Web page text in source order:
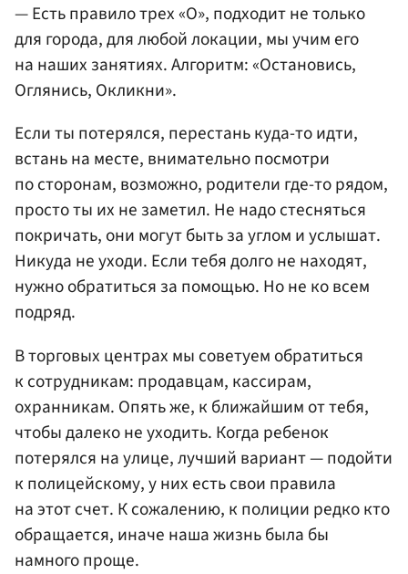
— Есть правило трех «О», подходит не только
для города, для любой локации, мы учим его
на наших занятиях. Алгоритм: «Остановись,
Оглянись, Окликни».
Если ты потерялся, перестань куда-то идти,
встань на месте, внимательно посмотри
по сторонам, возможно, родители где-то рядом,
просто ты их не заметил. Не надо стесняться
покричать, они могут быть за углом и услышат.
Никуда не уходи. Если тебя долго не находят,
нужно обратиться за помощью. Но не ко всем
подряд.
В торговых центрах мы советуем обратиться
к сотрудникам: продавцам, кассирам,
охранникам. Опять же, к ближайшим от тебя,
чтобы далеко не уходить. Когда ребенок
потерялся на улице, лучший вариант — подойти
к полицейскому, у них есть свои правила
на этот счет. К сожалению, к полиции редко кто
обращается, иначе наша жизнь была бы
намного проще.